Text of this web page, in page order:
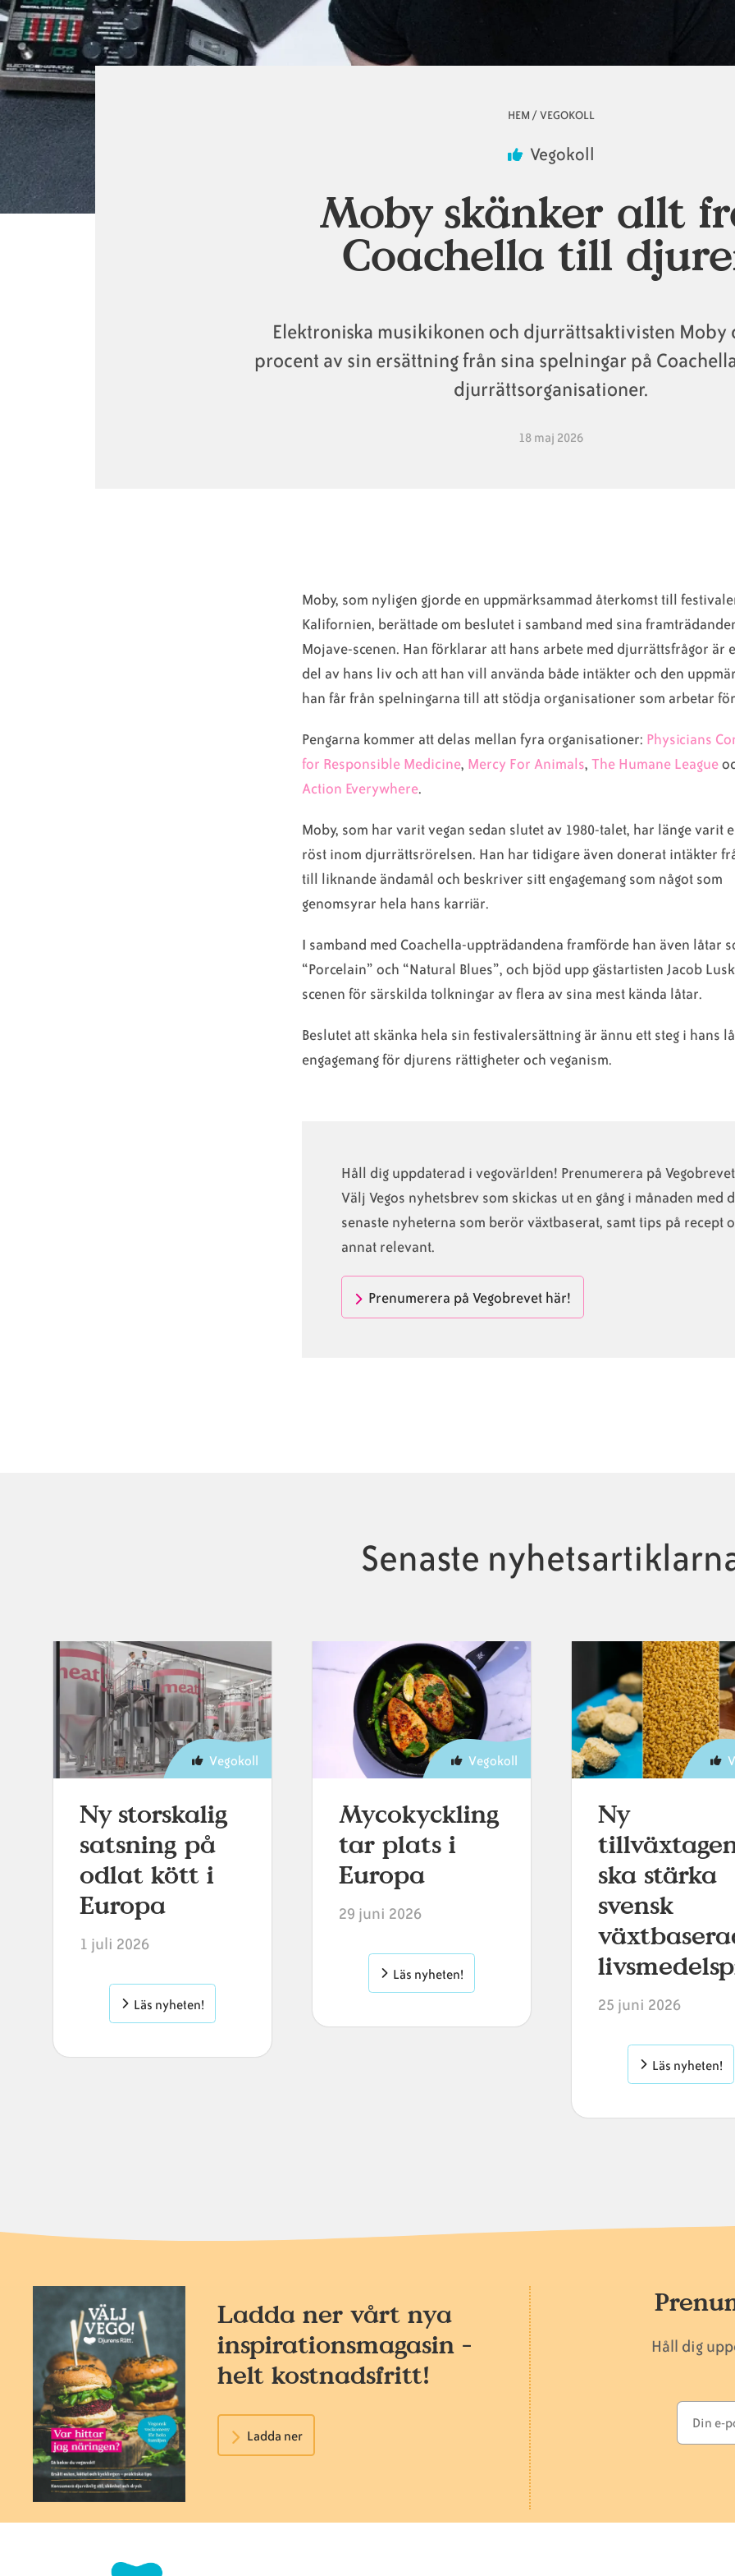
HEM /VEGOKOLL
Vegokoll
Moby skänker allt
Coachella till
Elektroniska musikikonen och djurrättsaktivisten Moby
procent av sin ersättning från sina spelningar på
djurrättsorganisationer.
18 maj 2026
Moby, som nyligen gjorde en uppmärksammad återkomst till
Kalifornien, berättade om beslutet i samband med sina
Mojave-scenen. Han förklarar att hans arbete med djurrättsfrågor är
del av hans liv och att han vill använda både intäkter och den
han får från spelningarna till att stödja organisationer som arbetar
Pengarna kommer att delas mellan fyra organisationer: Physicians
for Responsible Medicine, Mercy For Animals,The Humane League
Action Everywhere.
Moby, som har varit vegan sedan slutet av 1980-talet, har länge varit
röst inom djurrättsrörelsen. Han har tidigare även donerat intäkter
till liknande ändamål och beskriver sitt engagemang som något som
genomsyrar hela hans karriär.
I samband med Coachella-uppträdandena framförde han även låtar
“Porcelain” och “Natural Blues”, och bjöd upp gästartisten Jacob
scenen för särskilda tolkningar av flera av sina mest kända låtar.
Beslutet att skänka hela sin festivalersättning är ännu ett steg i hans
engagemang för djurens rättigheter och veganism.
Håll dig uppdaterad i vegovärlden! Prenumerera på
Välj Vegos nyhetsbrev som skickas ut en gång i månaden med
senaste nyheterna som berör växtbaserat, samt tips på recept
annat relevant.
Prenumerera på Vegobrevet här!
Senaste
Vegokoll
Ny storskalig
satsning på
odlat kött i
Europa
1 juli 2026
Läs nyheten!
Vegokoll
Mycokyckling
tar plats i
Europa
29 juni 2026
Läs nyheten!
Ny
ska stärka
svensk
25 juni 2026
Läs nyheten!
Ladda ner vårt nya
inspirationsmagasin -
helt kostnadsfritt!
Ladda ner
Håll dig